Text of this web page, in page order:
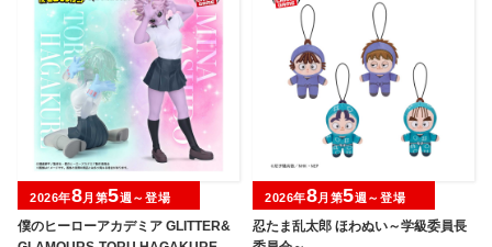
僕のヒーローアカデミア GLITTER&
2026年8月第5週～登場
忍たま乱太郎 ほわぬい～学級委員長
2026年8月第5週～登場